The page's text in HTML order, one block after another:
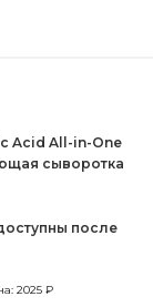
Acid All-in-One
сыворотка
после
2025 ₽